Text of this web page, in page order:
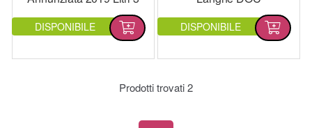
DISPONIBILE DISPONIBILE
Prodotti trovati2